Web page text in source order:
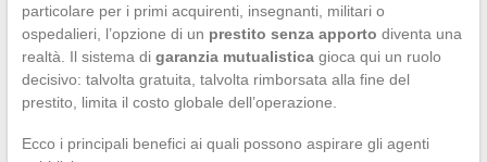
particolare per i primi acquirenti, insegnanti, militari o
ospedalieri, l’opzione di un prestito senza apporto diventa una
realtà. Il sistema di garanzia mutualisticagioca qui un ruolo
decisivo: talvolta gratuita, talvolta rimborsata alla fine del
prestito, limita il costo globale dell’operazione.
Ecco i principali benefici ai quali possono aspirare gli agenti